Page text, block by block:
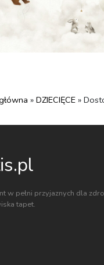
» DZIECIĘCE »
w pełni przyjaznych dla
tapet.